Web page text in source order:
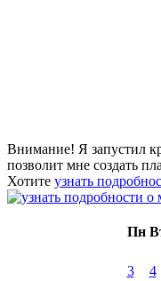
Внимание! Я запустил
позволит мне создать
Хотите узнать
Пн
3
4